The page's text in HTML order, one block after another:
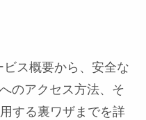
ス概要から、安全な
へのアクセス方法、そ
する裏ワザまでを詳